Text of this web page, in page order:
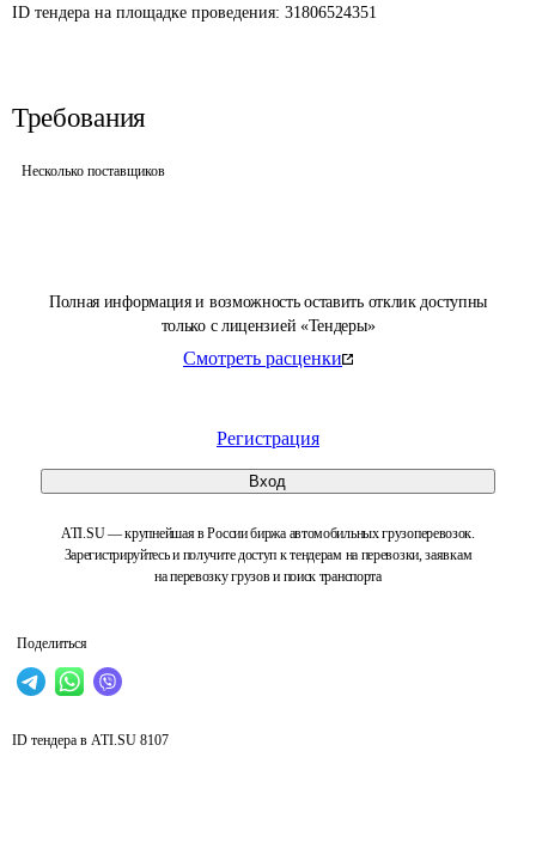
Полная информация и возможность оставить отклик доступны
только с лицензией «Тендеры»
Смотреть расценки
Регистрация
Вход
ATI.SU — крупнейшая в России биржа автомобильных грузоперевозок.
Зарегистрируйтесь и получите доступ к тендерам на перевозки, заявкам
на перевозку грузов и поиск транспорта
Поделиться
ID тендера на площадке проведения: 31806524351
Требования
Несколько поставщиков
ID тендера в ATI.SU 8107